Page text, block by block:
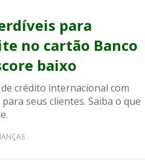
para
no cartão Banco
baixo
crédito internacional com
seus clientes. Saiba o que